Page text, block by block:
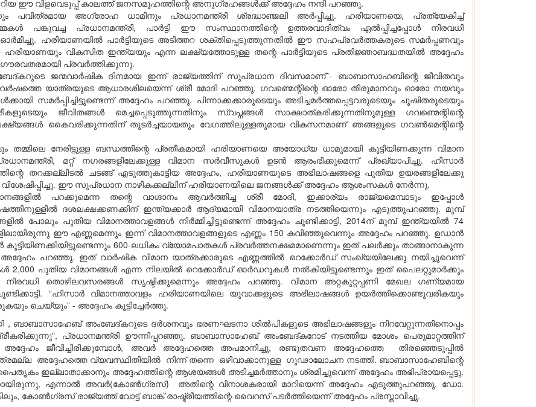
ഈ വിളവെടുപ്പ് കാലത്ത് ജനസമൂഹത്തിന്റെ അനുഗ്രഹങ്ങൾക്ക് അദ്ദേഹം നന്ദി പറഞ്ഞു.
അഗ്രോഹ ധാമിനും പ്രധാനമന്ത്രി ശ്രദ്ധാഞ്ജലി അർപ്പിച്ചു. ഹരിയാണയെ, പ്രത്യേകിച്ച്
പങ്കുവച്ച പ്രധാനമന്ത്രി, പാർട്ടി ഈ സംസ്ഥാനത്തിന്റെ ഉത്തരവാദിത്വം ഏൽപ്പിച്ചപ്പോൾ നിരവധി
ഹരിയാണയിൽ പാർട്ടിയുടെ അടിത്തറ ശക്തിപ്പെടുത്തുന്നതിൽ ഈ സഹപ്രവർത്തകരുടെ സമർപ്പണവും
വികസിത ഇന്ത്യയും എന്ന ലക്ഷ്യത്തോടുള്ള തന്റെ പാർട്ടിയുടെ പ്രതിജ്ഞാബദ്ധതയിൽ അദ്ദേഹം
ഗൗരവതരമായി പ്രവർത്തിക്കുന്നു.
ജന്മവാർഷിക ദിനമായ ഇന്ന് രാജ്യത്തിന് സുപ്രധാന ദിവസമാണ്”- ബാബാസാഹബിന്റെ ജീവിതവും
വർഷത്തെ യാത്രയുടെ ആധാരശിലയെന്ന് ശ്രീ മോദി പറഞ്ഞു. ഗവണ്മെന്റിന്റെ ഓരോ തീരുമാനവും ഓരോ നയവും
സമർപ്പിച്ചിട്ടുണ്ടെന്ന് അദ്ദേഹം പറഞ്ഞു. പിന്നാക്കക്കാരുടെയും അടിച്ചമർത്തപ്പെട്ടവരുടെയും ചൂഷിതരുടെയും
ജീവിതങ്ങൾ മെച്ചപ്പെടുത്തുന്നതിനും സ്വപ്നങ്ങൾ സാക്ഷാത്കരിക്കുന്നതിനുമുള്ള ഗവണ്മെന്റിന്റെ
കൈവരിക്കുന്നതിന് തുടർച്ചയായതും വേഗത്തിലുള്ളതുമായ വികസനമാണ് ഞങ്ങളുടെ ഗവൺമെന്റിന്റെ
നേരിട്ടുള്ള ബന്ധത്തിന്റെ പ്രതീകമായി ഹരിയാണയെ അയോധ്യ ധാമുമായി കൂട്ടിയിണക്കുന്ന വിമാന
മറ്റ് നഗരങ്ങളിലേക്കുള്ള വിമാന സർവീസുകൾ ഉടൻ ആരംഭിക്കുമെന്ന് പ്രഖ്യാപിച്ചു. ഹിസാർ
തറക്കല്ലിടൽ ചടങ്ങ് എടുത്തുകാട്ടിയ അദ്ദേഹം, ഹരിയാണയുടെ അഭിലാഷങ്ങളെ പുതിയ ഉയരങ്ങളിലേക്കു
ഈ സുപ്രധാന നാഴികക്കല്ലിന് ഹരിയാണയിലെ ജനങ്ങൾക്ക് അദ്ദേഹം ആശംസകൾ നേർന്നു.
പറക്കുമെന്ന തന്റെ വാഗ്ദാനം ആവർത്തിച്ച ശ്രീ മോദി, ഇക്കാര്യം രാജ്യമെമ്പാടും ഇപ്പോൾ
ദശലക്ഷക്കണക്കിന് ഇന്ത്യക്കാർ ആദ്യമായി വിമാനയാത്ര നടത്തിയെന്നും എടുത്തുപറഞ്ഞു. മുമ്പ്
പോലും പുതിയ വിമാനത്താവളങ്ങൾ നിർമ്മിച്ചിട്ടുണ്ടെന്ന് അദ്ദേഹം ചൂണ്ടിക്കാട്ടി, 2014ന് മുമ്പ് ഇന്ത്യയിൽ 74
ഈ എണ്ണമെന്നും ഇന്ന് വിമാനത്താവളങ്ങളുടെ എണ്ണം 150 കവിഞ്ഞുവെന്നും അദ്ദേഹം പറഞ്ഞു. ഉഡാൻ
600-ലധികം വ്യോമപാതകൾ പ്രവർത്തനക്ഷമമാണെന്നും ഇത് പലർക്കും താങ്ങാനാകുന്ന
പറഞ്ഞു. ഇത് വാർഷിക വിമാന യാത്രക്കാരുടെ എണ്ണത്തിൽ റെക്കോർഡ് സംഖ്യയിലേക്കു നയിച്ചുവെന്ന്
2,000 പുതിയ വിമാനങ്ങൾ എന്ന നിലയിൽ റെക്കോർഡ് ഓർഡറുകൾ നൽകിയിട്ടുണ്ടെന്നും ഇത് പൈലറ്റുമാർക്കും
തൊഴിലവസരങ്ങൾ സൃഷ്ടിക്കുമെന്നും അദ്ദേഹം പറഞ്ഞു. വിമാന അറ്റകുറ്റപ്പണി മേഖല ഗണ്യമായ
“ഹിസാർ വിമാനത്താവളം ഹരിയാണയിലെ യുവാക്കളുടെ അഭിലാഷങ്ങൾ ഉയർത്തിക്കൊണ്ടുവരികയും
ചെയ്യും” - അദ്ദേഹം കൂട്ടിച്ചേർത്തു.
, ബാബാസാഹേബ് അംബേദ്കറുടെ ദർശനവും ഭരണഘടനാ ശിൽപികളുടെ അഭിലാഷങ്ങളും നിറവേറ്റുന്നതിനൊപ്പം
പ്രധാനമന്ത്രി ഊന്നിപ്പറഞ്ഞു. ബാബാസാഹേബ് അംബേദ്കറോട് നടത്തിയ മോശം പെരുമാറ്റത്തിന്
ജീവിച്ചിരിക്കുമ്പോൾ, അവർ അദ്ദേഹത്തെ അപമാനിച്ചു, രണ്ടുതവണ അദ്ദേഹത്തെ തിരഞ്ഞെടുപ്പിൽ
അദ്ദേഹത്തെ വ്യവസ്ഥിതിയിൽ നിന്ന് തന്നെ ഒഴിവാക്കാനുള്ള ഗൂഢാലോചന നടത്തി. ബാബാസാഹേബിന്റെ
ഇല്ലാതാക്കാനും അദ്ദേഹത്തിന്റെ ആശയങ്ങൾ അടിച്ചമർത്താനും ശ്രമിച്ചുവെന്ന് അദ്ദേഹം അഭിപ്രായപ്പെട്ടു.
എന്നാൽ അവർ(കോൺഗ്രസ്) അതിന്റെ വിനാശകരായി മാറിയെന്ന് അദ്ദേഹം എടുത്തുപറഞ്ഞു. ഡോ.
കോൺഗ്രസ് രാജ്യത്ത് വോട്ട് ബാങ്ക് രാഷ്ട്രീയത്തിന്റെ വൈറസ് പടർത്തിയെന്ന് അദ്ദേഹം പ്രസ്താവിച്ചു.